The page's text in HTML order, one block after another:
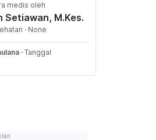
medis oleh
Setiawan, M.Kes.
· None
· Tanggal